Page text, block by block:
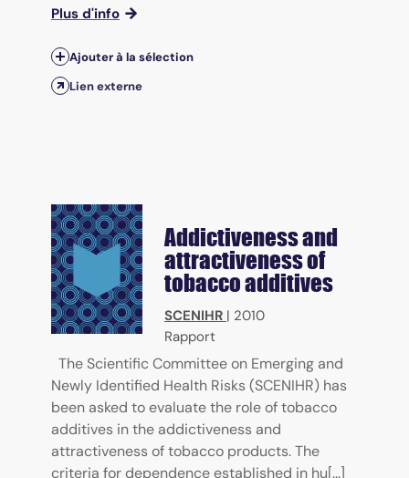
Plus d'info
Ajouter à la sélection
Lien externe
Addictiveness and
attractiveness of
tobacco additives
SCENIHR | 2010
Rapport
The Scientific Committee on Emerging and
Newly Identified Health Risks (SCENIHR) has
been asked to evaluate the role of tobacco
additives in the addictiveness and
attractiveness of tobacco products. The
criteria for dependence established in hu[...]